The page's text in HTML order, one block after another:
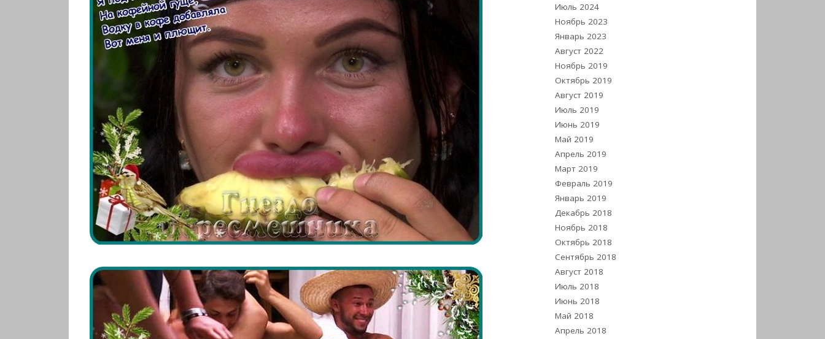
Июль 2024
Ноябрь 2023
Январь 2023
Август 2022
Ноябрь 2019
Октябрь 2019
Август 2019
Июль 2019
Июнь 2019
Май 2019
Апрель 2019
Март 2019
Февраль 2019
Январь 2019
Декабрь 2018
Ноябрь 2018
Октябрь 2018
Сентябрь 2018
Август 2018
Июль 2018
Июнь 2018
Май 2018
Апрель 2018